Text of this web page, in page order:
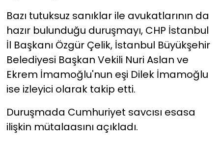
Bazı tutuksuz sanıklar ile avukatlarının da
hazır bulunduğu duruşmayı, CHP İstanbul
İl Başkanı Özgür Çelik, İstanbul Büyükşehir
Belediyesi Başkan Vekili Nuri Aslan ve
Ekrem İmamoğlu'nun eşi Dilek İmamoğlu
ise izleyici olarak takip etti.
Duruşmada Cumhuriyet savcısı esasa
ilişkin mütalaasını açıkladı.